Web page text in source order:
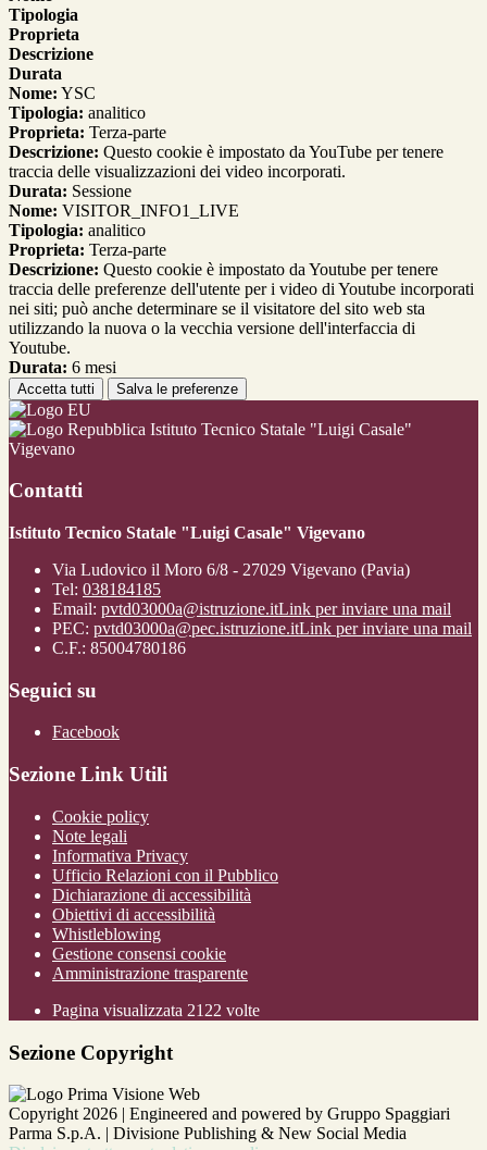
Tipologia
Proprieta
Descrizione
Durata
Nome: YSC
Tipologia: analitico
Proprieta: Terza-parte
Descrizione: Questo cookie è impostato da YouTube per tenere
traccia delle visualizzazioni dei video incorporati.
Durata: Sessione
Nome: VISITOR_INFO1_LIVE
Tipologia: analitico
Proprieta: Terza-parte
Descrizione: Questo cookie è impostato da Youtube per tenere
traccia delle preferenze dell'utente per i video di Youtube incorporati
nei siti; può anche determinare se il visitatore del sito web sta
utilizzando la nuova o la vecchia versione dell'interfaccia di
Youtube.
Durata: 6 mesi
Accetta tutti Salva le preferenze
Istituto Tecnico Statale "Luigi Casale"
Vigevano
Contatti
Istituto Tecnico Statale "Luigi Casale" Vigevano
Via Ludovico il Moro 6/8 - 27029 Vigevano (Pavia)
Tel: 038184185
Email: pvtd03000a@istruzione.itLink per inviare una mail
PEC: pvtd03000a@pec.istruzione.itLink per inviare una mail
C.F.: 85004780186
Seguici su
Facebook
Sezione Link Utili
Cookie policy
Note legali
Informativa Privacy
Ufficio Relazioni con il Pubblico
Dichiarazione di accessibilità
Obiettivi di accessibilità
Whistleblowing
Gestione consensi cookie
Amministrazione trasparente
Pagina visualizzata 2122 volte
Sezione Copyright
Copyright 2026 | Engineered and powered by Gruppo Spaggiari
Parma S.p.A. | Divisione Publishing & New Social Media